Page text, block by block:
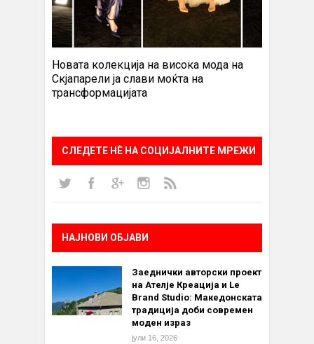
Новата колекција на висока мода на
Скјапарели ја слави моќта на
трансформацијата
СЛЕДЕТЕ НÈ НА СОЦИЈАЛНИТЕ МРЕЖИ
НАЈНОВИ ОБЈАВИ
Заеднички авторски проект
на Ателје Креација и Le
Brand Studio: Македонската
традиција доби современ
моден израз
јули 16, 2026